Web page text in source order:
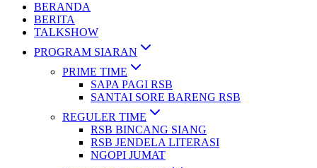
BERANDA
BERITA
TALKSHOW
PROGRAM SIARAN
PRIME TIME
SAPA PAGI RSB
SANTAI SORE BARENG RSB
REGULER TIME
RSB BINCANG SIANG
RSB JENDELA LITERASI
NGOPI JUMAT